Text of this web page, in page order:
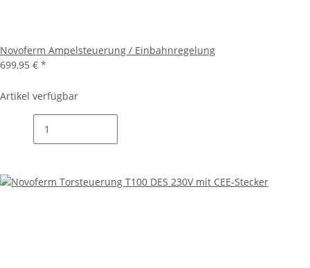
Novoferm Ampelsteuerung / Einbahnregelung
699,95 € *
Artikel verfügbar